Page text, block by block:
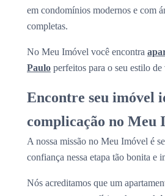
em condomínios modernos e com
completas.
No Meu Imóvel você encontra
Paulo perfeitos para o seu estilo de
Encontre seu imóvel
complicação no Meu
A nossa missão no Meu Imóvel é
confiança nessa etapa tão bonita e
Nós acreditamos que um